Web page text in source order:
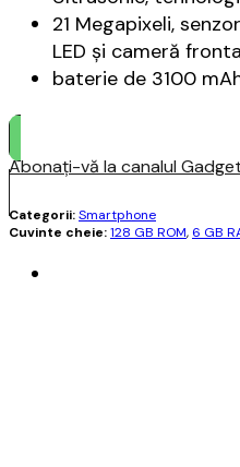
21 Megapixeli,
LED și cameră
baterie de 3100
Abonați-vă la canalul
Categorii:Smartphone
Cuvinte cheie:128 GB ROM, 6 GB